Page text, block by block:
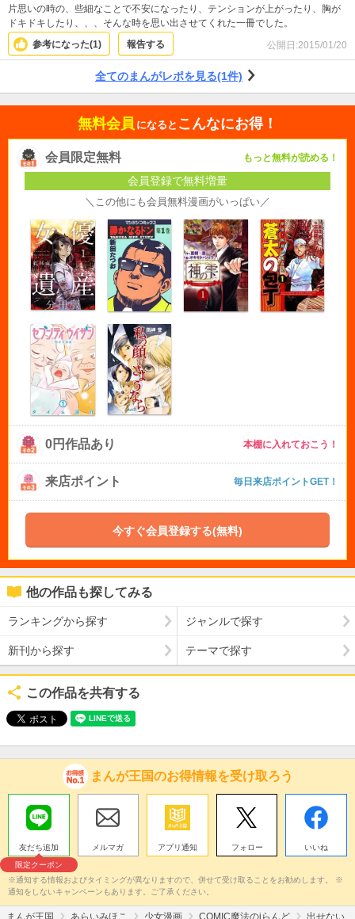
片思いの時の、些細なことで不安になったり、テンションが上がったり、胸が
ドキドキしたり、、、そんな時を思い出させてくれた一冊でした。
参考になった(1) 報告する 公開日:2015/01/20
全てのまんがレポを見る(1件)
無料会員 になると こんなにお得！
会員限定無料 もっと無料が読める！
会員登録で無料増量
＼この他にも会員無料漫画がいっぱい／
0円作品あり 本棚に入れておこう！
来店ポイント 毎日来店ポイントGET！
今すぐ会員登録する(無料)
他の作品も探してみる
ランキングから探す ジャンルで探す
新刊から探す テーマで探す
この作品を共有する
まんが王国のお得情報を受け取ろう
友だち追加
限定クーポン
メルマガ アプリ通知 フォロー いいね
※通知する情報およびタイミングが異なりますので、併せて受け取ることをお勧めします。 ※
通知をしないキャンペーンもあります。ご了承ください。